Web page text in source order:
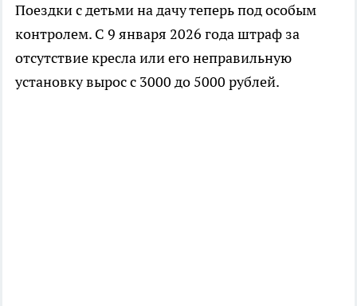
Поездки с детьми на дачу теперь под особым
контролем. С 9 января 2026 года штраф за
отсутствие кресла или его неправильную
установку вырос с 3000 до 5000 рублей.